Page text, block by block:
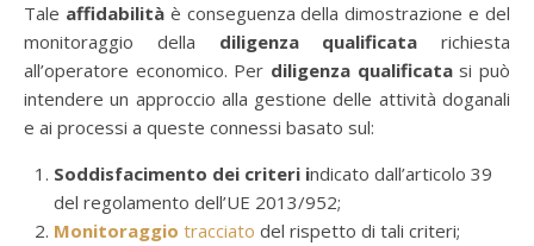
Tale affidabilitàè conseguenza della dimostrazione e del
monitoraggio della diligenza qualificata richiesta
all’operatore economico. Per diligenza qualificatasi può
intendere un approccio alla gestione delle attività doganali
e ai processi a queste connessi basato sul:
Soddisfacimento dei criteri indicato dall’articolo 39
del regolamento dell’UE 2013/952;
Monitoraggio tracciato del rispetto di tali criteri;